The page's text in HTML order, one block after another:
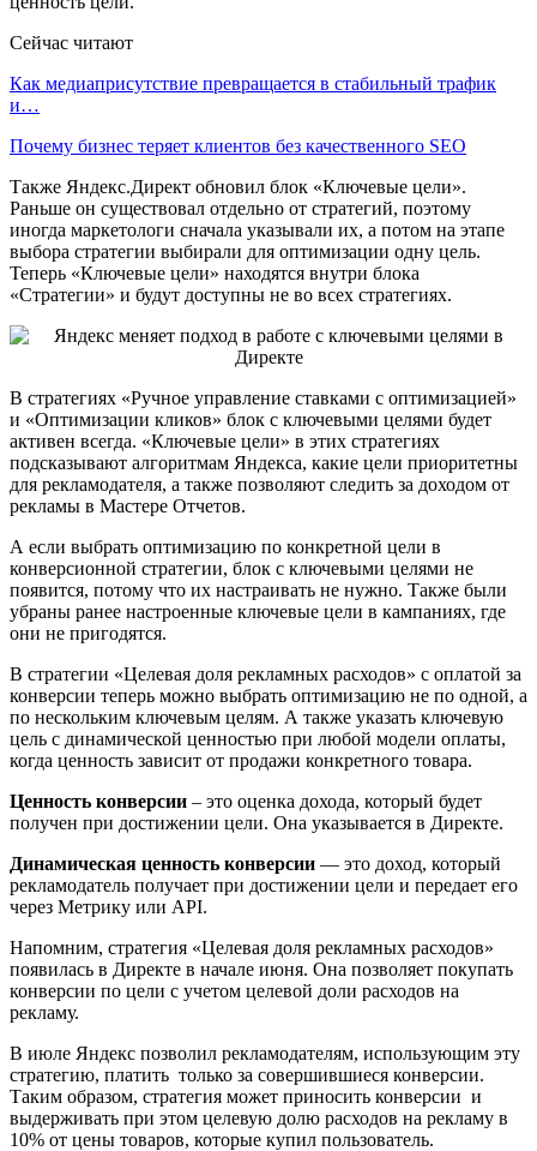
Сейчас читают
Как медиаприсутствие превращается в стабильный трафик
и…
Почему бизнес теряет клиентов без качественного SEO
Также Яндекс.Директ обновил блок «Ключевые цели».
Раньше он существовал отдельно от стратегий, поэтому
иногда маркетологи сначала указывали их, а потом на этапе
выбора стратегии выбирали для оптимизации одну цель.
Теперь «Ключевые цели» находятся внутри блока
«Стратегии» и будут доступны не во всех стратегиях.
В стратегиях «Ручное управление ставками с оптимизацией»
и «Оптимизации кликов» блок с ключевыми целями будет
активен всегда. «Ключевые цели» в этих стратегиях
подсказывают алгоритмам Яндекса, какие цели приоритетны
для рекламодателя, а также позволяют следить за доходом от
рекламы в Мастере Отчетов.
А если выбрать оптимизацию по конкретной цели в
конверсионной стратегии, блок с ключевыми целями не
появится, потому что их настраивать не нужно. Также были
убраны ранее настроенные ключевые цели в кампаниях, где
они не пригодятся.
В стратегии «Целевая доля рекламных расходов» с оплатой за
конверсии теперь можно выбрать оптимизацию не по одной, а
по нескольким ключевым целям. А также указать ключевую
цель с динамической ценностью при любой модели оплаты,
когда ценность зависит от продажи конкретного товара.
Ценность конверсии – это оценка дохода, который будет
получен при достижении цели. Она указывается в Директе.
Динамическая ценность конверсии — это доход, который
рекламодатель получает при достижении цели и передает его
через Метрику или API.
Напомним, стратегия «Целевая доля рекламных расходов»
появилась в Директе в начале июня. Она позволяет покупать
конверсии по цели с учетом целевой доли расходов на
рекламу.
В июле Яндекс позволил рекламодателям, использующим эту
стратегию, платить только за совершившиеся конверсии.
Таким образом, стратегия может приносить конверсии и
выдерживать при этом целевую долю расходов на рекламу в
10% от цены товаров, которые купил пользователь.